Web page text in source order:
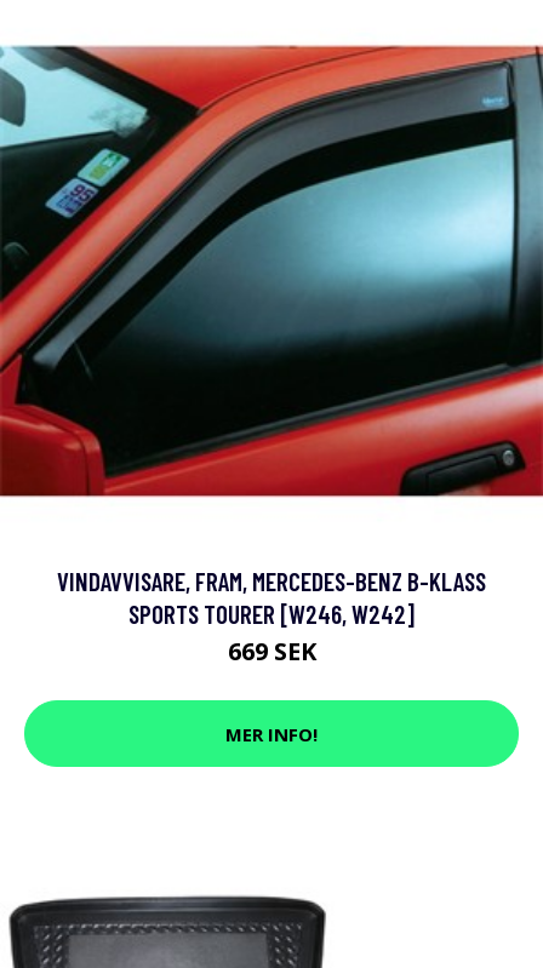
VINDAVVISARE, FRAM, MERCEDES-BENZ B-KLASS
SPORTS TOURER [W246, W242]
669 SEK
MER INFO!